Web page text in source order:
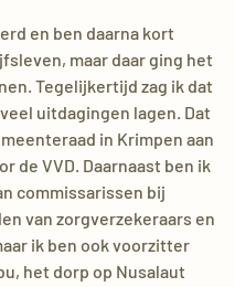
en ben daarna kort
maar daar ging het
Tegelijkertijd zag ik dat
uitdagingen lagen. Dat
in Krimpen aan
de VVD. Daarnaast ben ik
commissarissen bij
van zorgverzekeraars en
ik ben ook voorzitter
het dorp op Nusalaut